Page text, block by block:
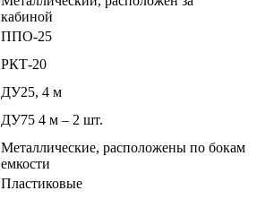
кабиной
ППО-25
РКТ-20
ДУ25, 4 м
ДУ75 4 м – 2 шт.
Металлические, расположены по бокам
емкости
Пластиковые